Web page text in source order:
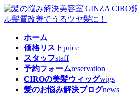
コ
ン
ナ
ビ
ホーム
価格リストprice
スタッフstaff
予約フォームreservation
CIROの美髪ウィッグwigs
髪のお悩み解決ブログnews